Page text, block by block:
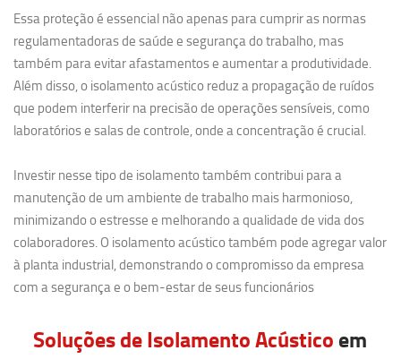
Essa proteção é essencial não apenas para cumprir as normas
regulamentadoras de saúde e segurança do trabalho, mas
também para evitar afastamentos e aumentar a produtividade.
Além disso, o isolamento acústico reduz a propagação de ruídos
que podem interferir na precisão de operações sensíveis, como
laboratórios e salas de controle, onde a concentração é crucial.
Investir nesse tipo de isolamento também contribui para a
manutenção de um ambiente de trabalho mais harmonioso,
minimizando o estresse e melhorando a qualidade de vida dos
colaboradores. O isolamento acústico também pode agregar valor
à planta industrial, demonstrando o compromisso da empresa
com a segurança e o bem-estar de seus funcionários
Soluções de Isolamento Acústico em